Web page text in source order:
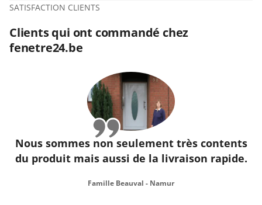
SATISFACTION CLIENTS
Clients qui ont commandé chez
fenetre24.be
Nous sommes non seulement très contents
du produit mais aussi de la livraison rapide.
Famille Beauval - Namur